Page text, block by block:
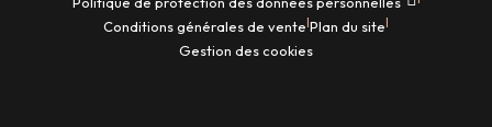
Conditions générales de vente|Plan du site|
Gestion des cookies